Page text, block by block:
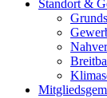
Standort &